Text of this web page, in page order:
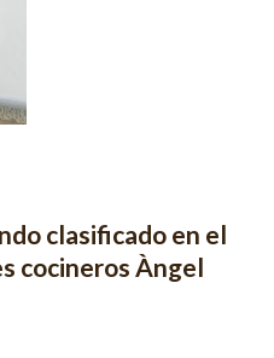
clasificado en el
cocineros Àngel